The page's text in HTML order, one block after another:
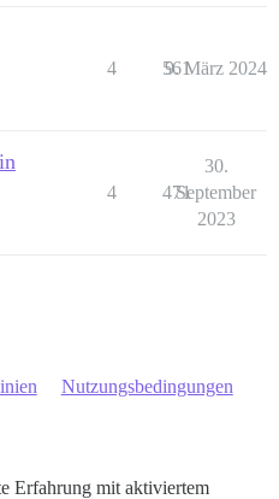
4 561
9. März 2024
4 471
30.
September
2023
Nutzungsbedingungen
Erfahrung mit aktiviertem